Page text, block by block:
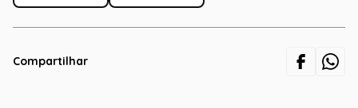
Compartilhar